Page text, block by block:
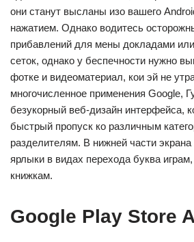
они станут высланы изо вашего
нажатием. Однако водитесь
прибавлений для мены докладами
сеток, однако у беспечности нужно
фотке и видеоматериал, кои эй не
многочисленное применения Google,
безукорный веб-дизайн интерфейса,
быстрый пропуск ко различным
разделителям. В нижней части
ярлыки в видах перехода буква
книжкам.
Google Play Store